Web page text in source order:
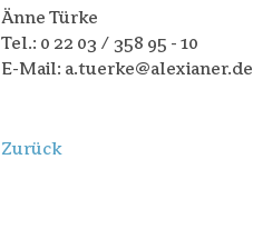
Änne Türke
Tel.: 0 22 03 / 358 95 - 10
E-Mail: a.tuerke@alexianer.de
Zurück